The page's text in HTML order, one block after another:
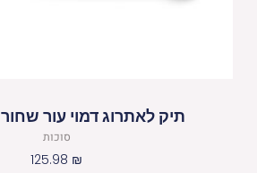
תיק לאתרוג דמוי עור שחור 11X19 ס"מ
סוכות
125.98 ₪